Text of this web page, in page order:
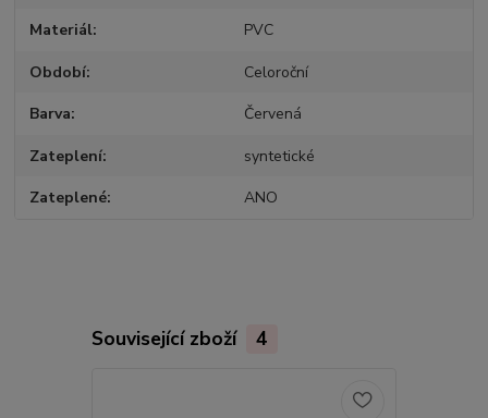
Materiál PVC
Období Celoroční
Barva Červená
Zateplení syntetické
Zateplené ANO
Související zboží 4